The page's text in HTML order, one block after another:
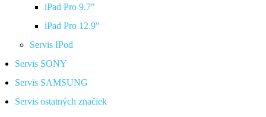
iPad Pro 9.7"
iPad Pro 12.9"
Servis IPod
Servis SONY
Servis SAMSUNG
Servis ostatných značiek